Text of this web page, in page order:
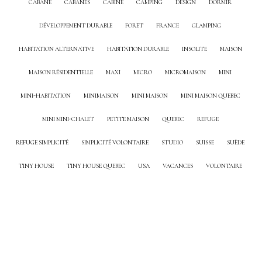
CABANE CABANES CABINE CAMPING DESIGN DORMIR
DÉVELOPPEMENT DURABLE FORÊT FRANCE GLAMPING
HABITATION ALTERNATIVE HABITATION DURABLE INSOLITE MAISON
MAISON RÉSIDENTIELLE MAXI MICRO MICROMAISON MINI
MINI-HABITATION MINIMAISON MINI MAISON MINI MAISON QUEBEC
MINI MINI-CHALET PETITE MAISON QUEBEC REFUGE
REFUGE SIMPLICITÉ SIMPLICITÉ VOLONTAIRE STUDIO SUISSE SUÈDE
TINY HOUSE TINY HOUSE QUEBEC USA VACANCES VOLONTAIRE